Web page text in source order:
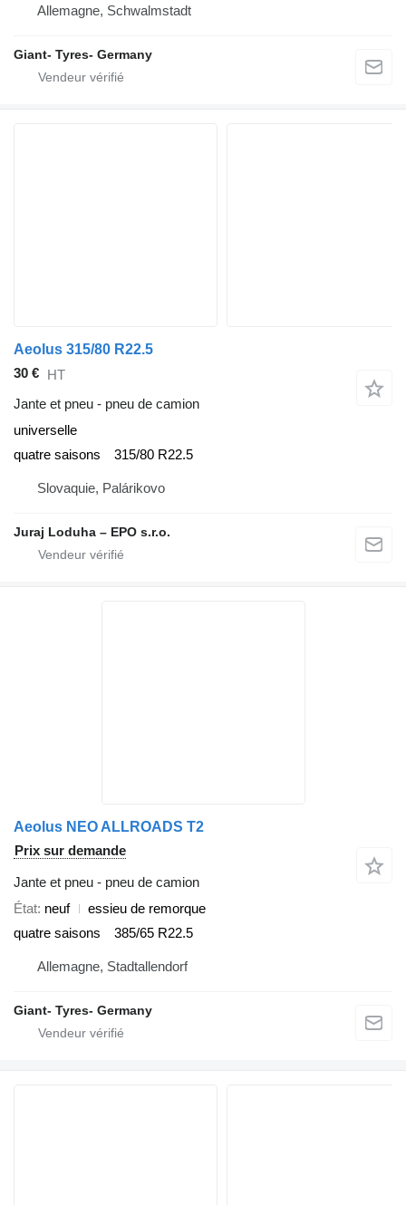
Allemagne, Schwalmstadt
Giant- Tyres- Germany
Aeolus 315/80 R22.5
30 € HT
Jante et pneu - pneu de camion
universelle
quatre saisons
315/80 R22.5
Slovaquie, Palárikovo
Juraj Loduha – EPO s.r.o.
Aeolus NEO ALLROADS T2
Prix sur demande
Jante et pneu - pneu de camion
État neuf
essieu de remorque
quatre saisons
385/65 R22.5
Allemagne, Stadtallendorf
Giant- Tyres- Germany